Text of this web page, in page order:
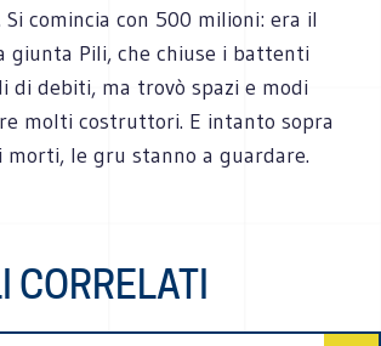
comincia con 500 milioni: era il
giunta Pili, che chiuse i battenti
di debiti, ma trovò spazi e modi
molti costruttori. E intanto sopra
morti, le gru stanno a guardare.
CORRELATI